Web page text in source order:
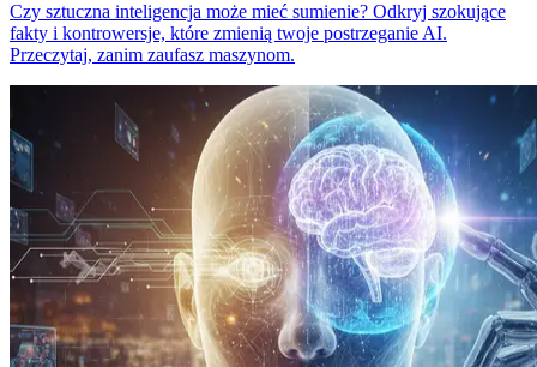
Czy sztuczna inteligencja może mieć sumienie? Odkryj szokujące
fakty i kontrowersje, które zmienią twoje postrzeganie AI.
Przeczytaj, zanim zaufasz maszynom.